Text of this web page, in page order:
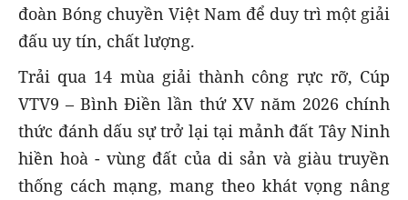
đoàn Bóng chuyền Việt Nam để duy trì một giải
đấu uy tín, chất lượng.
Trải qua 14 mùa giải thành công rực rỡ, Cúp
VTV9 – Bình Điền lần thứ XV năm 2026 chính
thức đánh dấu sự trở lại tại mảnh đất Tây Ninh
hiền hoà - vùng đất của di sản và giàu truyền
thống cách mạng, mang theo khát vọng nâng